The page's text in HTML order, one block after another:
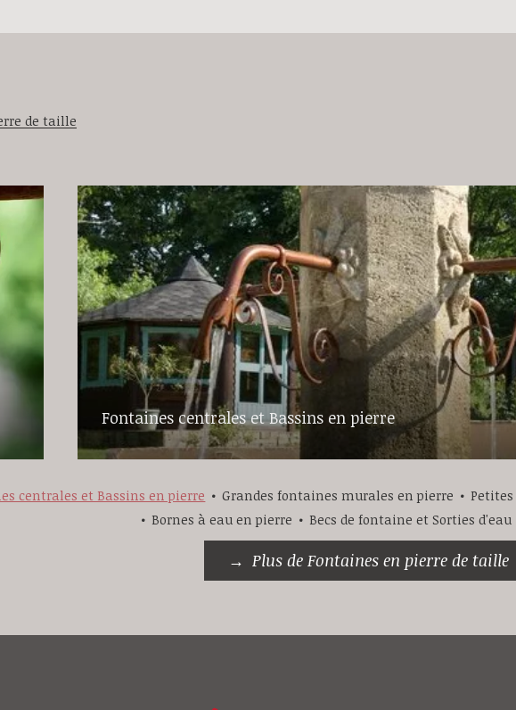
de taille
Fontaines centrales et Bassins en pierre
centrales et Bassins en pierre Grandes fontaines murales en pierre
Bornes à eau en pierre
Becs de fontaine et Sorties d'eau
Plus de Fontaines en pierre de taille